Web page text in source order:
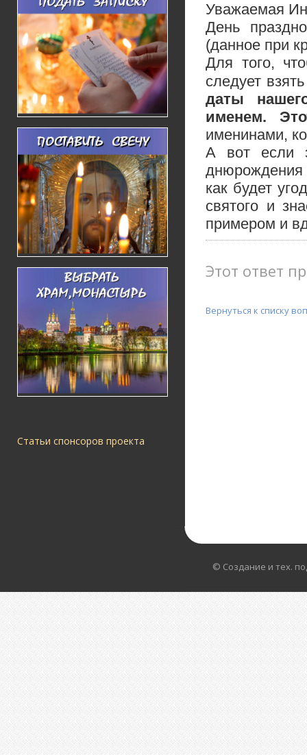
Статьи спонсоров проекта
Уважаемая
День
(данное при
Для того,
следует
даты
именем.
именинами,
А вот если
днюрождения
как будет
святого и
примером и
Этот ответ
Вернуться к списку
© Создание и тех.